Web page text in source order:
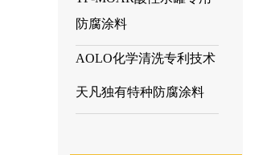
防腐涂料
AOLO化学清洗专利技术
天凡独有特种防腐涂料